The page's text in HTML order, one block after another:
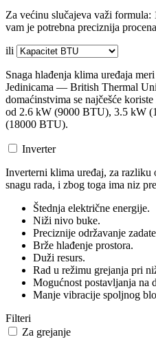
Za većinu slučajeva važi
vam je potrebna preciznija
ili
Snaga hlađenja klima uređaja
Jedinicama — British Thermal
domaćinstvima se najčešće
od 2.6 kW (9000 BTU), 3.5 kW
(18000 BTU).
Inverter
Inverterni klima uređaj, za razliku
snagu rada, i zbog toga ima niz
Štednja električne energije.
Niži nivo buke.
Preciznije održavanje
Brže hlađenje prostora.
Duži resurs.
Rad u režimu grejanja pri
Mogućnost postavljanja na
Manje vibracije spoljnog
Filteri
Za grejanje